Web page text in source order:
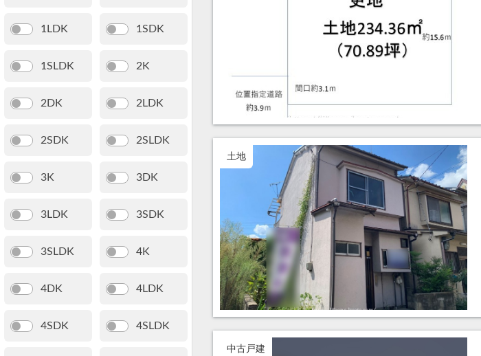
1LDK 1SDK
1SLDK 2K
2DK 2LDK
2SDK 2SLDK
3K 3DK
3LDK 3SDK
3SLDK 4K
4DK 4LDK
4SDK 4SLDK
土地
中古戸建